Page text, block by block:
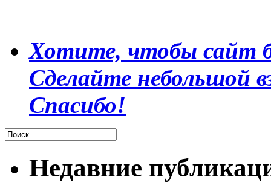
Хотите, чтобы сайт
Сделайте небольшой
Спасибо!
Недавние